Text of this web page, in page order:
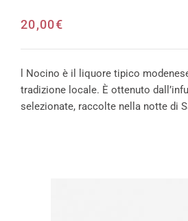
20,00€
l Nocino è il liquore tipico
tradizione locale. È ottenuto
selezionate, raccolte nella notte di